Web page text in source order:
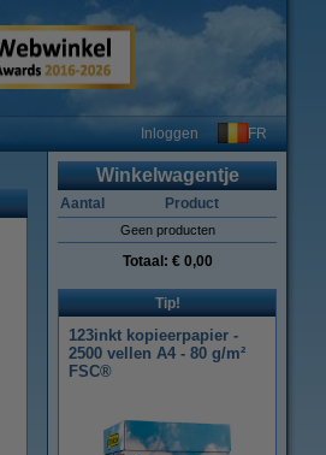
Inloggen FR
Winkelwagentje
Aantal Product
Geen producten
Totaal: € 0,00
Tip!
123inkt kopieerpapier -
2500 vellen A4 - 80 g/m²
FSC®